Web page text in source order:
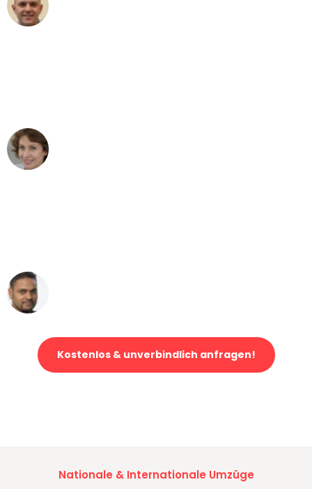
Kostenlos & unverbindlich anfragen!
Nationale & Internationale Umzüge